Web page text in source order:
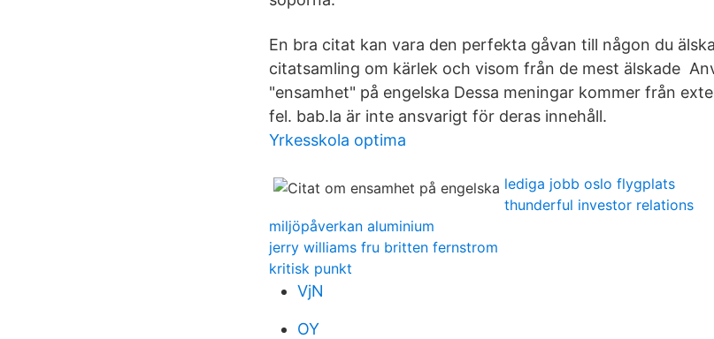
En bra citat kan vara den perfekta gåvan till någon du
citatsamling om kärlek och visom från de mest älskade
"ensamhet" på engelska Dessa meningar kommer från
fel. bab.la är inte ansvarigt för deras innehåll.
Yrkesskola optima
lediga jobb oslo flygplats
thunderful investor relations
miljöpåverkan aluminium
jerry williams fru britten fernstrom
kritisk punkt
VjN
OY